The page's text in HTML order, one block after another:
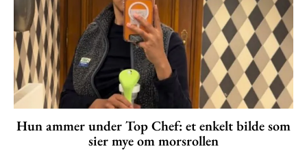
Hun ammer under Top Chef: et enkelt bilde som
sier mye om morsrollen